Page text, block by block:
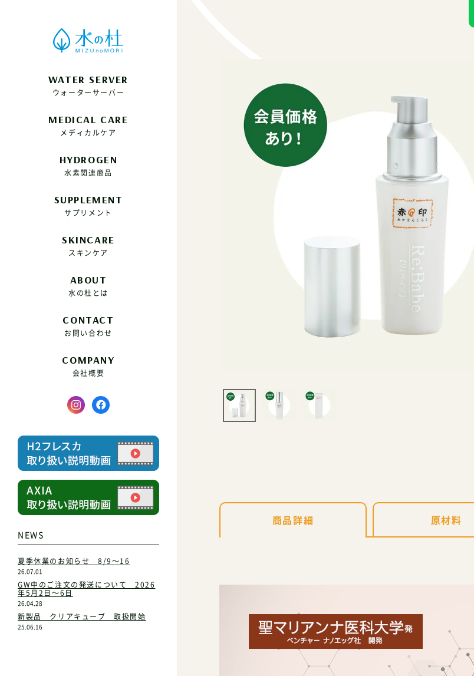
WATER SERVER
ウォーターサーバー
MEDICAL CARE
メディカルケア
HYDROGEN
水素関連商品
SUPPLEMENT
サプリメント
SKINCARE
スキンケア
ABOUT
水の杜とは
CONTACT
お問い合わせ
COMPANY
会社概要
NEWS
夏季休業のお知らせ 8/9～16
26.07.01
GW中のご注文の発送について 2026
年5月2日～6日
26.04.28
新製品 クリアキューブ 取扱開始
25.06.16
商品詳細 原材料